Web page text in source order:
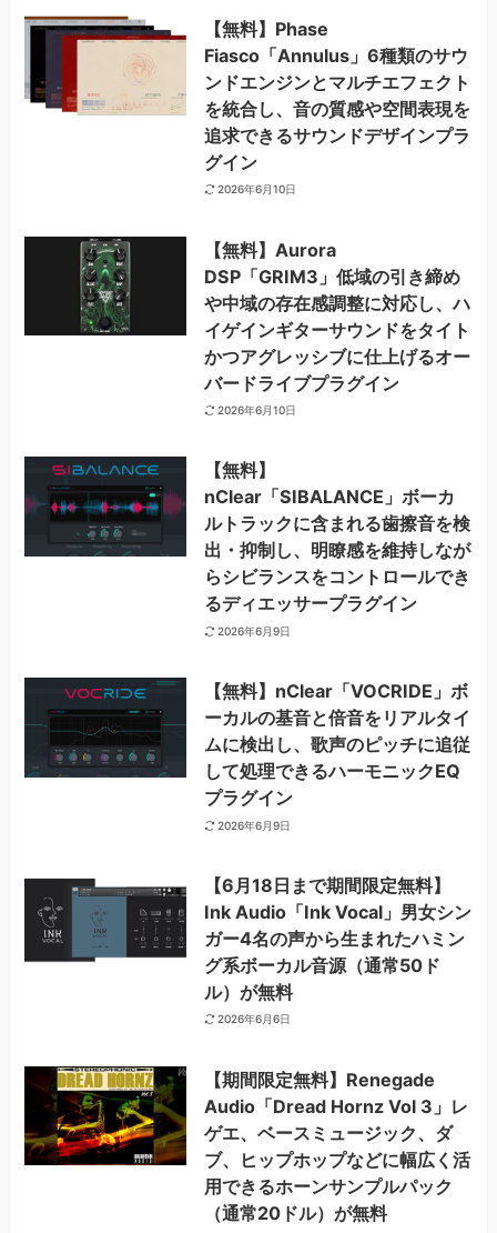
【無料】Phase
Fiasco「Annulus」6種類のサウ
ンドエンジンとマルチエフェクト
を統合し、音の質感や空間表現を
追求できるサウンドデザインプラ
グイン
2026年6月10日
【無料】Aurora
DSP「GRIM3」低域の引き締め
や中域の存在感調整に対応し、ハ
イゲインギターサウンドをタイト
かつアグレッシブに仕上げるオー
バードライブプラグイン
2026年6月10日
【無料】
nClear「SIBALANCE」ボーカ
ルトラックに含まれる歯擦音を検
出・抑制し、明瞭感を維持しなが
らシビランスをコントロールでき
るディエッサープラグイン
2026年6月9日
【無料】nClear「VOCRIDE」ボ
ーカルの基音と倍音をリアルタイ
ムに検出し、歌声のピッチに追従
して処理できるハーモニックEQ
プラグイン
2026年6月9日
【6月18日まで期間限定無料】
Ink Audio「Ink Vocal」男女シン
ガー4名の声から生まれたハミン
グ系ボーカル音源（通常50ド
ル）が無料
2026年6月6日
【期間限定無料】Renegade
Audio「Dread Hornz Vol 3」レ
ゲエ、ベースミュージック、ダ
ブ、ヒップホップなどに幅広く活
用できるホーンサンプルパック
（通常20ドル）が無料